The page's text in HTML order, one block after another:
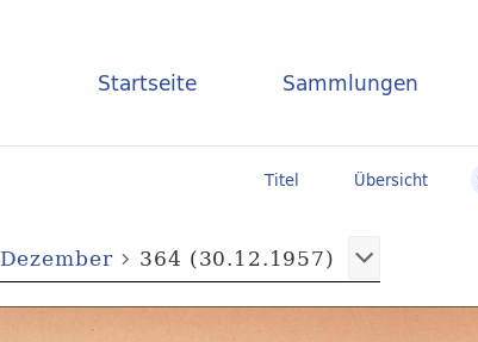
Startseite Sammlungen
Titel Übersicht
Dezember 364 (30.12.1957)